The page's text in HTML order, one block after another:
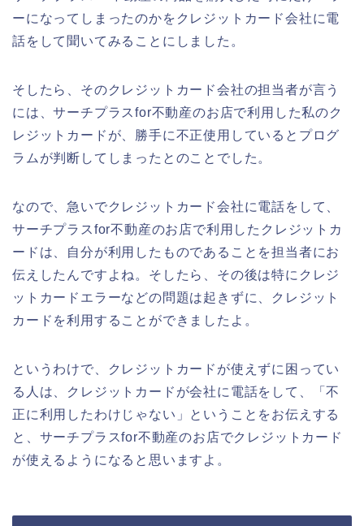
ーになってしまったのかをクレジットカード会社に電
話をして聞いてみることにしました。
そしたら、そのクレジットカード会社の担当者が言う
には、サーチプラスfor不動産のお店で利用した私のク
レジットカードが、勝手に不正使用しているとプログ
ラムが判断してしまったとのことでした。
なので、急いでクレジットカード会社に電話をして、
サーチプラスfor不動産のお店で利用したクレジットカ
ードは、自分が利用したものであることを担当者にお
伝えしたんですよね。そしたら、その後は特にクレジ
ットカードエラーなどの問題は起きずに、クレジット
カードを利用することができましたよ。
というわけで、クレジットカードが使えずに困ってい
る人は、クレジットカードが会社に電話をして、「不
正に利用したわけじゃない」ということをお伝えする
と、サーチプラスfor不動産のお店でクレジットカード
が使えるようになると思いますよ。